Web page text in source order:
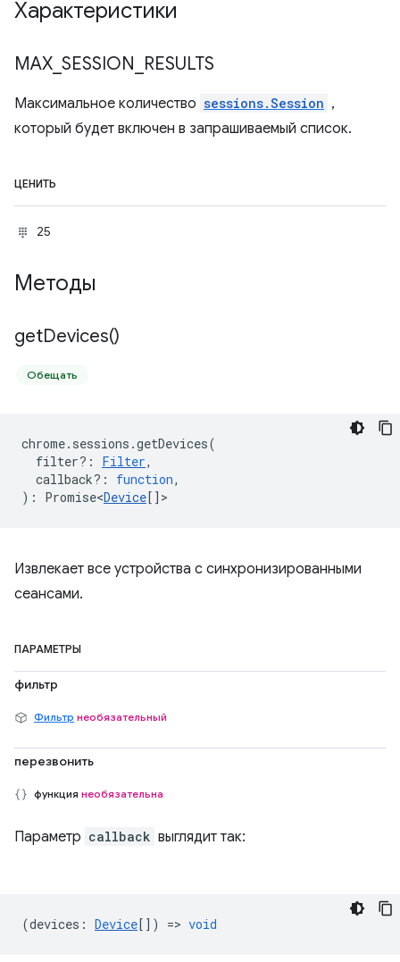
Характеристики
MAX SESSION RESULTS
Максимальное количество sessions.Session ,
который будет включен в запрашиваемый список.
ЦЕНИТЬ
25
Методы
getDevices()
Обещать
chrome. sessions .getDevices(
filter? : Filter,
callback? : function,
) : Promise<Device[] >
Извлекает все устройства с синхронизированными
сеансами.
ПАРАМЕТРЫ
фильтр
Фильтр необязательный
перезвонить
функция необязательна
Параметр callback выглядит так:
(devices : Device[]) => void